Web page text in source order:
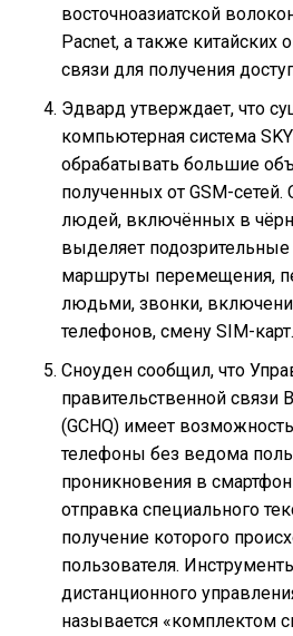
восточноазиатской
Pacnet, а также китайских
связи для получения
Эдвард утверждает, что
компьютерная система
обрабатывать большие
полученных от GSM-
людей, включённых в
выделяет
маршруты перемещения,
людьми, звонки,
телефонов, смену SIM-карт.
Сноуден сообщил, что
правительственной связи
(GCHQ) имеет
телефоны без ведома
проникновения в смартфон
отправка специального
получение которого
пользователя.
дистанционного
называется «комплектом